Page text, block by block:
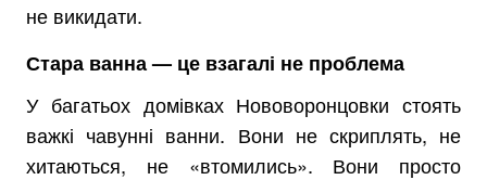
не викидати.
Стара ванна — це взагалі не проблема
У багатьох домівках Нововоронцовки стоять
важкі чавунні ванни. Вони не скриплять, не
хитаються, не «втомились». Вони просто